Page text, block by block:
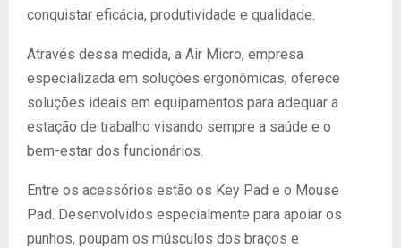
conquistar eficácia, produtividade e qualidade.
Através dessa medida, a Air Micro, empresa
especializada em soluções ergonômicas, oferece
soluções ideais em equipamentos para adequar a
estação de trabalho visando sempre a saúde e o
bem-estar dos funcionários.
Entre os acessórios estão os Key Pad e o Mouse
Pad. Desenvolvidos especialmente para apoiar os
punhos, poupam os músculos dos braços e